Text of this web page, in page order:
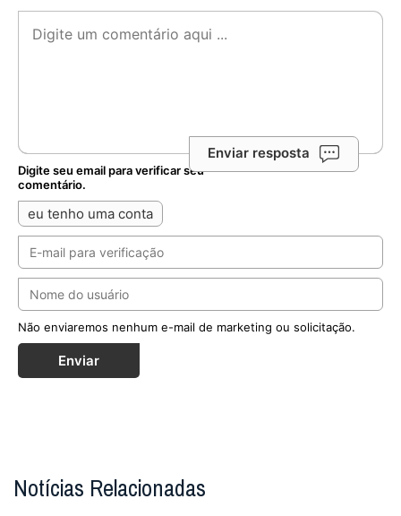
Enviar resposta
Digite seu email para verificar seu
comentário.
eu tenho uma conta
Não enviaremos nenhum e-mail de marketing ou solicitação.
Enviar
Notícias Relacionadas